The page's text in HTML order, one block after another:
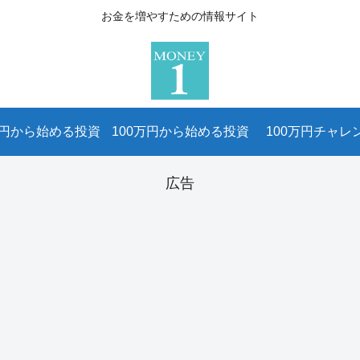
お金を増やすための情報サイト
から始める投資 100万円から始める投資 100万円チャレ
広告